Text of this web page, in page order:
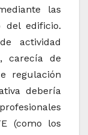
las
del edificio.
actividad
carecía de
regulación
debería
(como los